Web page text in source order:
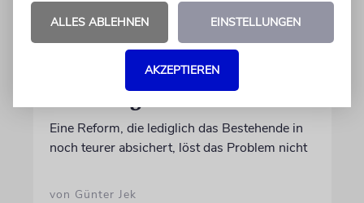
Renten: Her mit der
aufrichtigen Debatte!
Eine Reform, die lediglich das Bestehende in
noch teurer absichert, löst das Problem nicht
von Günter Jek
ALLES ABLEHNEN EINSTELLUNGEN
AKZEPTIEREN